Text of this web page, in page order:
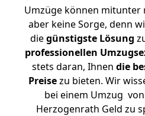
Umzüge können mitunter
aber keine Sorge, denn
diegünstigste Lösung
professionellen
stets daran, Ihnen die
Preisezu bieten. Wir
bei einem Umzug
Herzogenrath Geld zu